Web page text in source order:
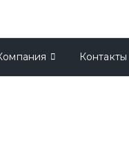
Контакты